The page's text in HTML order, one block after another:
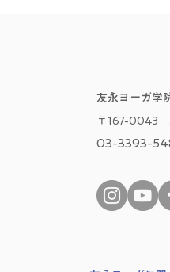
友永ヨーガ学
〒167-0043
03-3393-